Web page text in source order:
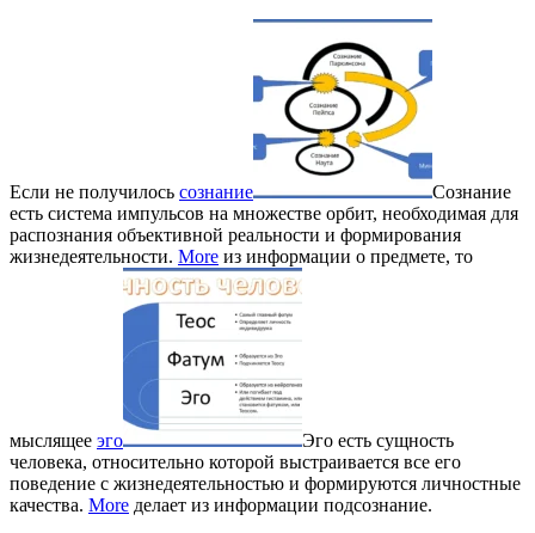
Если не получилось сознание
Сознание
есть система импульсов на множестве орбит, необходимая для
распознания объективной реальности и формирования
жизнедеятельности. More из информации о предмете, то
мыслящее эго
Эго есть сущность
человека, относительно которой выстраивается все его
поведение с жизнедеятельностью и формируются личностные
качества. More делает из информации подсознание.